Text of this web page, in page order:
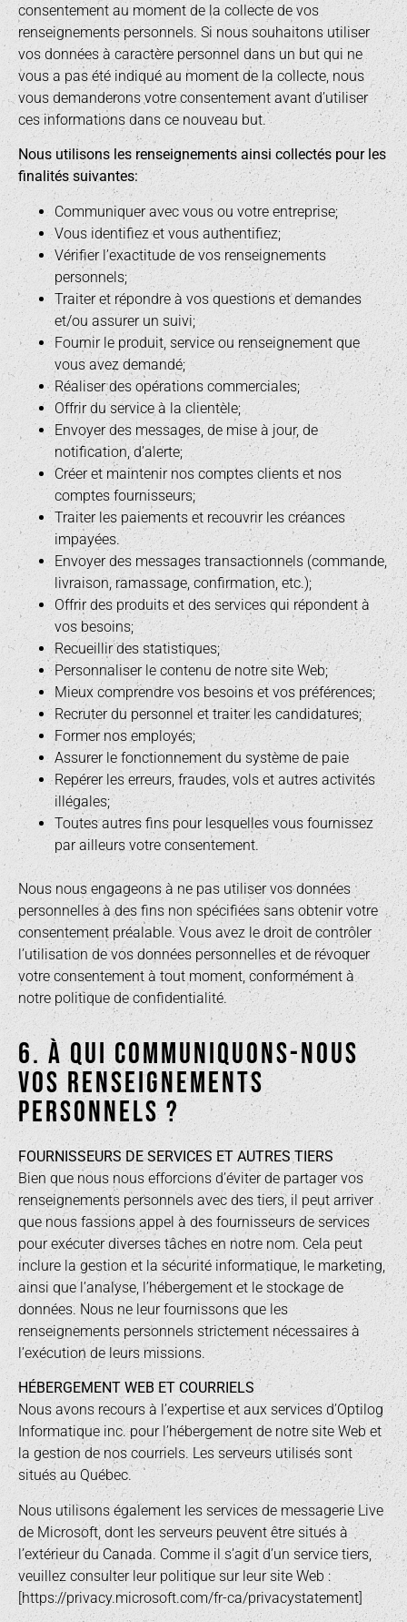
consentement au moment de la collecte de vos
renseignements personnels. Si nous souhaitons utiliser
vos données à caractère personnel dans un but qui ne
vous a pas été indiqué au moment de la collecte, nous
vous demanderons votre consentement avant d’utiliser
ces informations dans ce nouveau but.
Nous utilisons les renseignements ainsi collectés pour les
finalités suivantes:
Communiquer avec vous ou votre entreprise;
Vous identifiez et vous authentifiez;
Vérifier l’exactitude de vos renseignements
personnels;
Traiter et répondre à vos questions et demandes
et/ou assurer un suivi;
Fournir le produit, service ou renseignement que
vous avez demandé;
Réaliser des opérations commerciales;
Offrir du service à la clientèle;
Envoyer des messages, de mise à jour, de
notification, d’alerte;
Créer et maintenir nos comptes clients et nos
comptes fournisseurs;
Traiter les paiements et recouvrir les créances
impayées.
Envoyer des messages transactionnels (commande,
livraison, ramassage, confirmation, etc.);
Offrir des produits et des services qui répondent à
vos besoins;
Recueillir des statistiques;
Personnaliser le contenu de notre site Web;
Mieux comprendre vos besoins et vos préférences;
Recruter du personnel et traiter les candidatures;
Former nos employés;
Assurer le fonctionnement du système de paie
Repérer les erreurs, fraudes, vols et autres activités
illégales;
Toutes autres fins pour lesquelles vous fournissez
par ailleurs votre consentement.
Nous nous engageons à ne pas utiliser vos données
personnelles à des fins non spécifiées sans obtenir votre
consentement préalable. Vous avez le droit de contrôler
l’utilisation de vos données personnelles et de révoquer
votre consentement à tout moment, conformément à
notre politique de confidentialité.
6. À QUI COMMUNIQUONS-NOUS
VOS RENSEIGNEMENTS
PERSONNELS ?
FOURNISSEURS DE SERVICES ET AUTRES TIERS
Bien que nous nous efforcions d’éviter de partager vos
renseignements personnels avec des tiers, il peut arriver
que nous fassions appel à des fournisseurs de services
pour exécuter diverses tâches en notre nom. Cela peut
inclure la gestion et la sécurité informatique, le marketing,
ainsi que l’analyse, l’hébergement et le stockage de
données. Nous ne leur fournissons que les
renseignements personnels strictement nécessaires à
l’exécution de leurs missions.
HÉBERGEMENT WEB ET COURRIELS
Nous avons recours à l’expertise et aux services d’Optilog
Informatique inc. pour l’hébergement de notre site Web et
la gestion de nos courriels. Les serveurs utilisés sont
situés au Québec.
Nous utilisons également les services de messagerie Live
de Microsoft, dont les serveurs peuvent être situés à
l’extérieur du Canada. Comme il s’agit d’un service tiers,
veuillez consulter leur politique sur leur site Web :
[https://privacy.microsoft.com/fr-ca/privacystatement]